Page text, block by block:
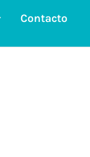
Contacto